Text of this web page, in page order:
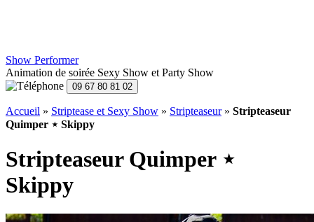
Show Performer
Animation de soirée Sexy Show et Party Show
Accueil » Striptease et Sexy Show » Stripteaseur» Stripteaseur
Quimper ⋆ Skippy
Stripteaseur Quimper ⋆
Skippy